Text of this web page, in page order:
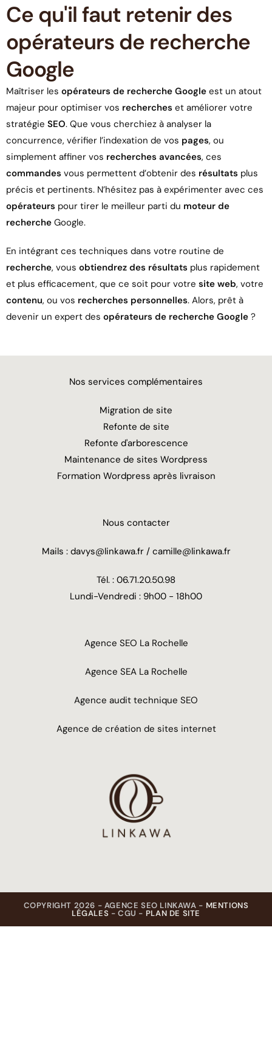
Ce qu'il faut retenir des
opérateurs de recherche
Google
Maîtriser les opérateurs de recherche Google est un atout
majeur pour optimiser vos recherches et améliorer votre
stratégie SEO. Que vous cherchiez à analyser la
concurrence, vérifier l’indexation de vos pages, ou
simplement affiner vos recherches avancées, ces
commandes vous permettent d’obtenir des résultats plus
précis et pertinents. N’hésitez pas à expérimenter avec ces
opérateurs pour tirer le meilleur parti du moteur de
recherche Google.
En intégrant ces techniques dans votre routine de
recherche, vous obtiendrez des résultats plus rapidement
et plus efficacement, que ce soit pour votre site web, votre
contenu, ou vos recherches personnelles. Alors, prêt à
devenir un expert des opérateurs de recherche Google ?
Nos services complémentaires
Migration de site
Refonte de site
Refonte d'arborescence
Maintenance de sites Wordpress
Formation Wordpress après livraison
Nous contacter
Mails : davys@linkawa.fr / camille@linkawa.fr
Tél. : 06.71.20.50.98
Lundi-Vendredi : 9h00 - 18h00
Agence SEO La Rochelle
Agence SEA La Rochelle
Agence audit technique SEO
Agence de création de sites internet
COPYRIGHT 2026 - AGENCE SEO LINKAWA - MENTIONS
LÉGALES - CGU - PLAN DE SITE